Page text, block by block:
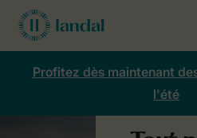
Profitez dès maintenant
l'été